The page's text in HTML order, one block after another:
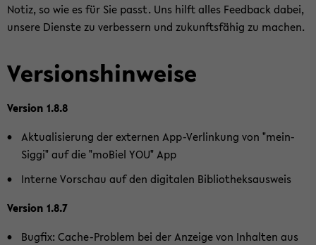
Notiz, so wie es für Sie passt. Uns hilft alles Feed­back dabei,
un­se­re Diens­te zu ver­bes­sern und zu­kunfts­fä­hig zu ma­chen.
Ver­si­ons­hin­wei­se
Ver­si­on 1.8.8
Ak­tua­li­sie­rung der ex­ter­nen App-​Verlinkung von "mein­
Sig­gi" auf die "mo­Biel YOU" App
In­ter­ne Vor­schau auf den di­gi­ta­len Bi­blio­theks­aus­weis
Ver­si­on 1.8.7
Bug­fix: Cache-​Problem bei der An­zei­ge von In­hal­ten aus